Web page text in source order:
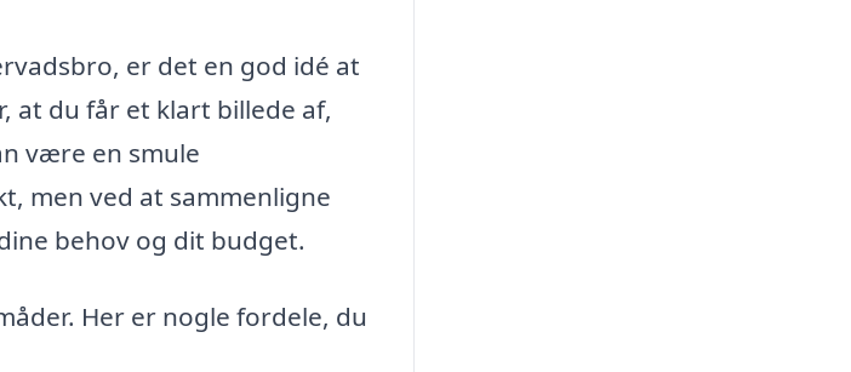
er det en god idé at
at du får et klart billede af,
være en smule
men ved at sammenligne
behov og dit budget.
Her er nogle fordele, du